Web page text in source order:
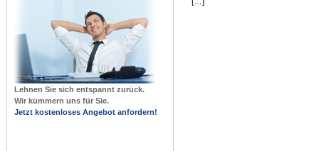
Lehnen Sie sich entspannt zurück.
Wir kümmern uns für Sie.
Jetzt kostenloses Angebot anfordern!